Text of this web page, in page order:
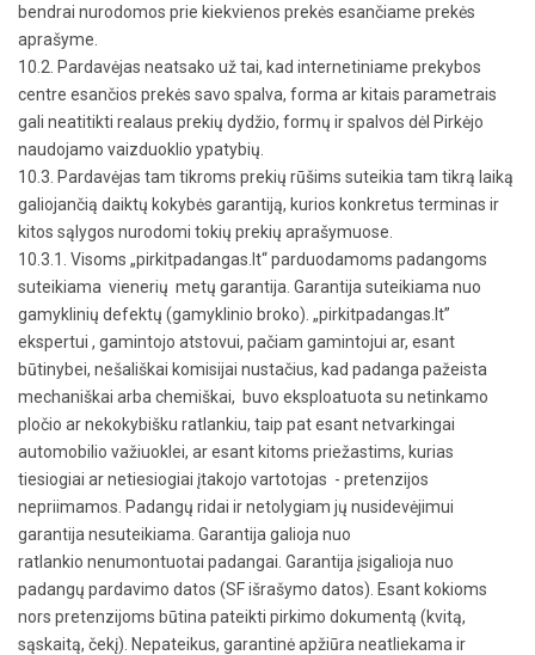
bendrai nurodomos prie kiekvienos prekės esančiame prekės
aprašyme.
10.2. Pardavėjas neatsako už tai, kad internetiniame prekybos
centre esančios prekės savo spalva, forma ar kitais parametrais
gali neatitikti realaus prekių dydžio, formų ir spalvos dėl Pirkėjo
naudojamo vaizduoklio ypatybių.
10.3. Pardavėjas tam tikroms prekių rūšims suteikia tam tikrą laiką
galiojančią daiktų kokybės garantiją, kurios konkretus terminas ir
kitos sąlygos nurodomi tokių prekių aprašymuose.
10.3.1. Visoms „pirkitpadangas.lt“ parduodamoms padangoms
suteikiama vienerių metų garantija. Garantija suteikiama nuo
gamyklinių defektų (gamyklinio broko). „pirkitpadangas.lt”
ekspertui , gamintojo atstovui, pačiam gamintojui ar, esant
būtinybei, nešališkai komisijai nustačius, kad padanga pažeista
mechaniškai arba chemiškai, buvo eksploatuota su netinkamo
pločio ar nekokybišku ratlankiu, taip pat esant netvarkingai
automobilio važiuoklei, ar esant kitoms priežastims, kurias
tiesiogiai ar netiesiogiai įtakojo vartotojas - pretenzijos
nepriimamos. Padangų ridai ir netolygiam jų nusidevėjimui
garantija nesuteikiama. Garantija galioja nuo
ratlankio nenumontuotai padangai. Garantija įsigalioja nuo
padangų pardavimo datos (SF išrašymo datos). Esant kokioms
nors pretenzijoms būtina pateikti pirkimo dokumentą (kvitą,
sąskaitą, čekį). Nepateikus, garantinė apžiūra neatliekama ir